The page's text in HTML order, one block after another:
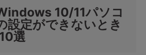
10/11パソコ
設定ができないとき
選